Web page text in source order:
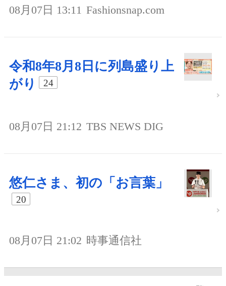
08月07日 13:11 Fashionsnap.com
令和8年8月8日に列島盛り上
がり
24
08月07日 21:12 TBS NEWS DIG
悠仁さま、初の「お言葉」
20
08月07日 21:02 時事通信社